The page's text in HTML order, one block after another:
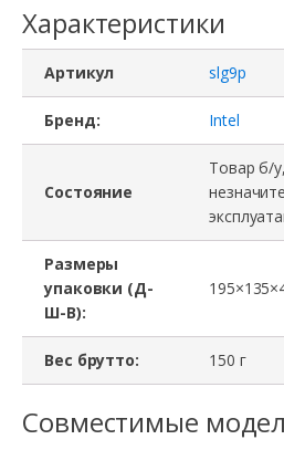
Характеристики
Артикул slg9p
Бренд: Intel
Состояние
Товар б/
Размеры
упаковки (Д-
Ш-В):
Вес брутто: 150 г
Совместимые